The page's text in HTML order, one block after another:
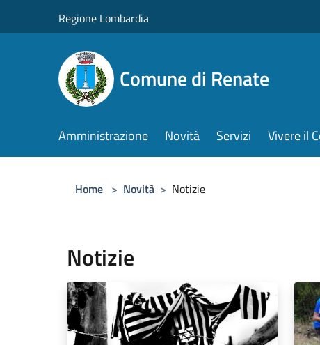
Regione Lombardia
Comune di Renate
Amministrazione Novità Servizi Vivere il
Home > Novità > Notizie
Notizie